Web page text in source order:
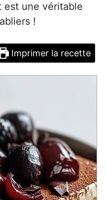
est une véritable
!
Imprimer la recette